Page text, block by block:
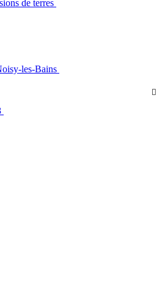
de terres
les-Bains
